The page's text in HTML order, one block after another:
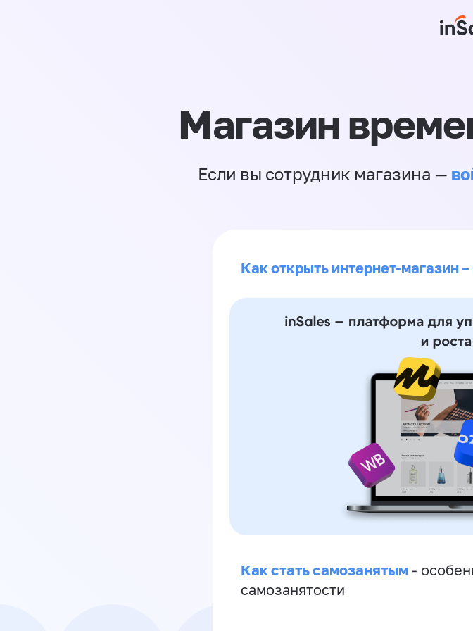
Магазин
Если вы сотрудник магазина —
Как открыть интернет-магазин
Как стать самозанятым -
самозанятости